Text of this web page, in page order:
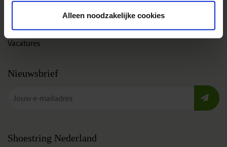
Alleen noodzakelijke cookies
Cookies instellingen
Disclaimer & copyright
Vacatures
Nieuwsbrief
Shoestring Nederland